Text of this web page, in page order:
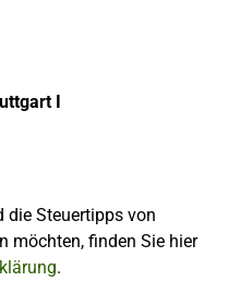
I
die Steuertipps von
möchten, finden Sie hier
.